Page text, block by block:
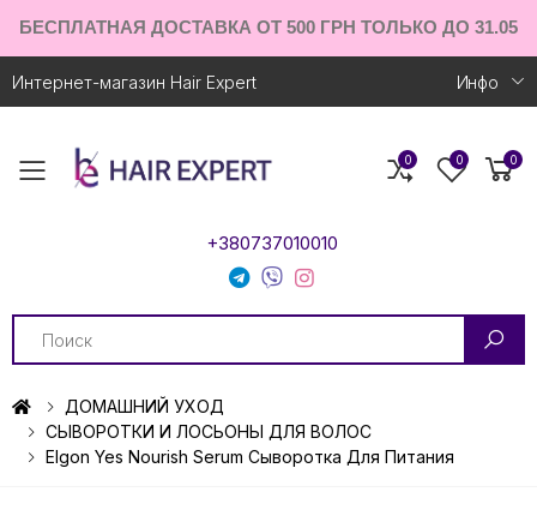
БЕСПЛАТНАЯ ДОСТАВКА ОТ 500 ГРН ТОЛЬКО ДО 31.05
Интернет-магазин Hair Expert Инфо
Toggle mobile menu
+380737010010
Search
0 0 0
ДОМАШНИЙ УХОД
СЫВОРОТКИ И ЛОСЬОНЫ ДЛЯ ВОЛОС
Elgon Yes Nourish Serum Сыворотка Для Питания